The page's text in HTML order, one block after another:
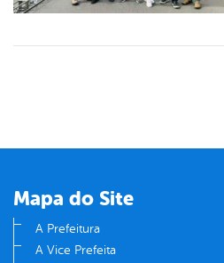
Mapa do Site
A Prefeitura
A Vice Prefeita